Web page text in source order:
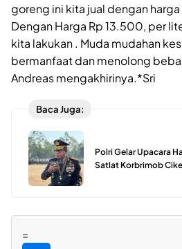
goreng ini kita jual dengan
Dengan Harga Rp 13.500, per
kita lakukan . Muda mudahan
bermanfaat dan menolong
Andreas mengakhirinya.*Sri
Baca Juga:
Polri Gelar Upacara
Satlat Korbrimob
=